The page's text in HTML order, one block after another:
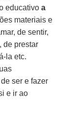
educativoa
materiais e
de sentir,
de prestar
la etc.
ser e fazer
e ir ao